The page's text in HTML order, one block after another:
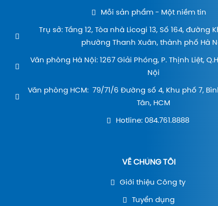
Mỗi sản phẩm - Một niềm tin
Trụ sở: Tầng 12, Tòa nhà Licogi 13, Số 164, đường
phường Thanh Xuân, thành phố Hà
Văn phòng Hà Nội: 1267 Giải Phóng, P. Thịnh Liệt,
Nội
Văn phòng HCM: 79/71/6 Đường số 4, Khu phố 7,
Tân, HCM
Hotline: 084.761.8888
VỀ CHÚNG TÔI
Giới thiệu Công ty
Tuyển dụng